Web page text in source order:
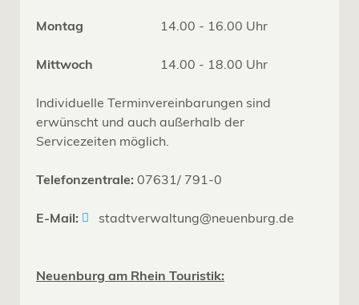
Montag 14.00 - 16.00 Uhr
Mittwoch 14.00 - 18.00 Uhr
Individuelle Terminvereinbarungen sind
erwünscht und auch außerhalb der
Servicezeiten möglich.
Telefonzentrale: 07631/ 791-0
E-Mail: stadtverwaltung@neuenburg.de
Neuenburg am Rhein Touristik: